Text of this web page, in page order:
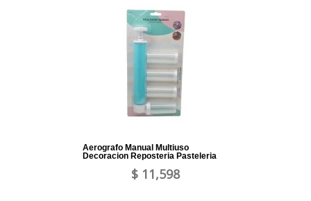
Aerografo Manual Multiuso
Decoracion Reposteria Pasteleria
$ 11,598